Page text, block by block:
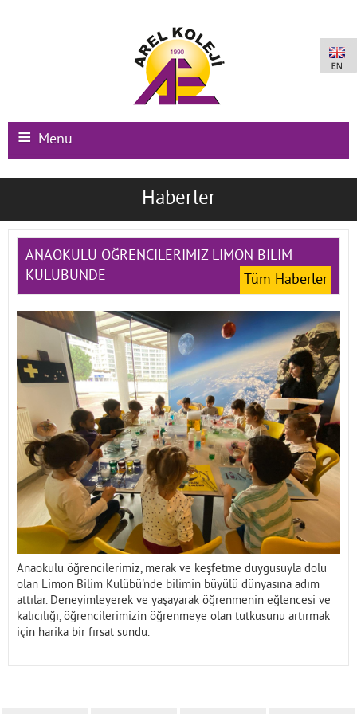
Menu
Ana Sayfa
Okullarımız
Uluslararası Programlar
Kampüs Olanakları
Kayıt-Kabul
İletişim
Haberler
ANAOKULU ÖĞRENCİLERİMİZ LİMON BİLİM
KULÜBÜNDE
Tüm Haberler
Anaokulu öğrencilerimiz, merak ve keşfetme duygusuyla dolu
olan Limon Bilim Kulübü'nde bilimin büyülü dünyasına adım
attılar. Deneyimleyerek ve yaşayarak öğrenmenin eğlencesi ve
kalıcılığı, öğrencilerimizin öğrenmeye olan tutkusunu artırmak
için harika bir fırsat sundu.